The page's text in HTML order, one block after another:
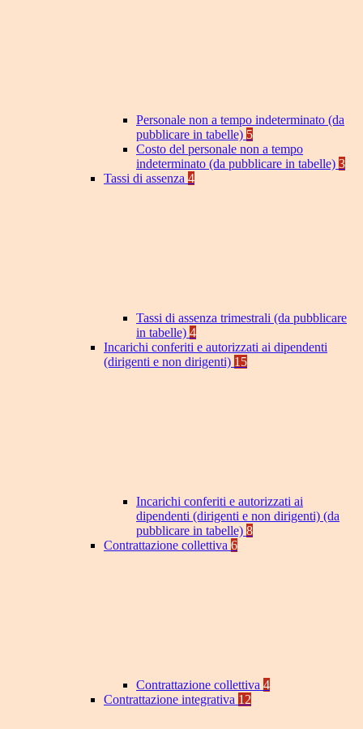
Personale non a tempo indeterminato (da
pubblicare in tabelle) 5
Costo del personale non a tempo
indeterminato (da pubblicare in tabelle) 3
Tassi di assenza 4
Tassi di assenza trimestrali (da pubblicare
in tabelle) 4
Incarichi conferiti e autorizzati ai dipendenti
(dirigenti e non dirigenti) 15
Incarichi conferiti e autorizzati ai
dipendenti (dirigenti e non dirigenti) (da
pubblicare in tabelle) 8
Contrattazione collettiva 6
Contrattazione collettiva 4
Contrattazione integrativa 12